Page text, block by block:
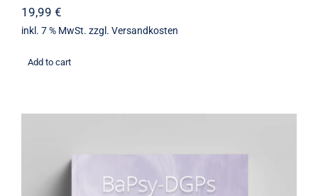
19,99 €
inkl. 7 % MwSt. zzgl. Versandkosten
Add to cart